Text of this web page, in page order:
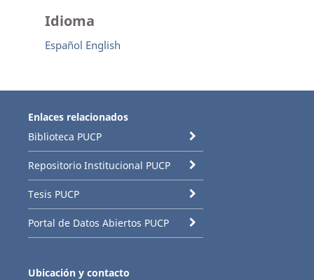
Idioma
Español English
Enlaces relacionados
Biblioteca PUCP
Repositorio Institucional PUCP
Tesis PUCP
Portal de Datos Abiertos PUCP
Ubicación y contacto